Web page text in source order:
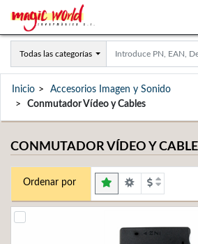
Todas las categorías
Inicio
Accesorios Imagen y Sonido
Conmutador Vídeo y Cables
CONMUTADOR VÍDEO Y
Ordenar por